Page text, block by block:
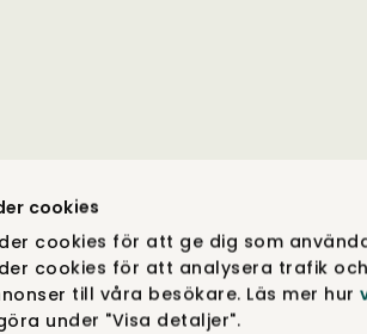
cookies
cookies för att ge dig som
cookies för att analysera trafik
till våra besökare. Läs mer hur
under "Visa detaljer".